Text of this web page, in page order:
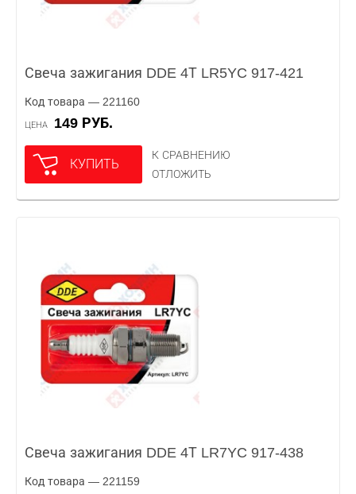
Свеча зажигания DDE 4Т LR5YC 917-421
Код товара — 221160
ЦЕНА 149 РУБ.
КУПИТЬ
К СРАВНЕНИЮ
ОТЛОЖИТЬ
Свеча зажигания DDE 4Т LR7YC 917-438
Код товара — 221159